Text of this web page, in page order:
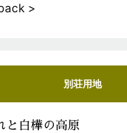
>
別荘用地
と白樺の高原